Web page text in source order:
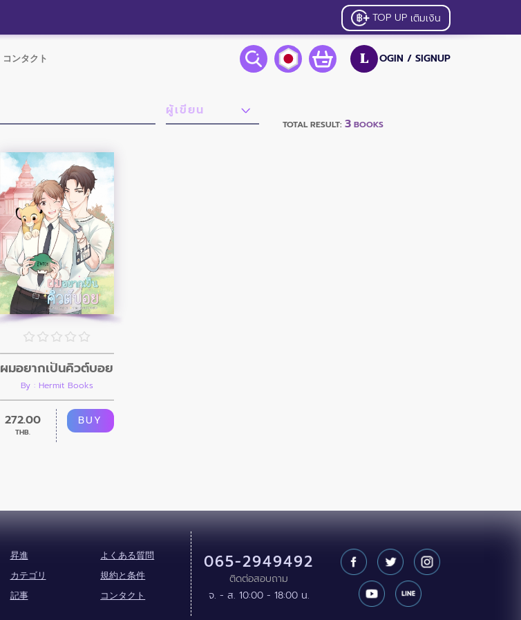
TOP UP เติมเงิน
L OGIN / SIGNUP
コンタクト
TOTAL RESULT: 3BOOKS
ผมอยากเป็นคิวต์บอย
By : Hermit Books
272.00
THB.
BUY
昇進
よくある質問
カテゴリ
規約と条件
記事
コンタクト
065-2949492
ติดต่อสอบถาม
จ. - ส. 10:00 - 18:00 น.